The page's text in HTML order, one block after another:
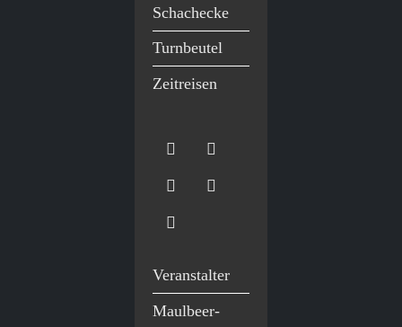
Schachecke
Turnbeutel
Zeitreisen
Veranstalter
Maulbeer-